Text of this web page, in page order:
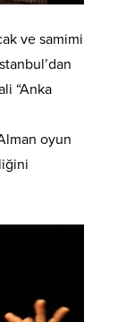
ve samimi
“Anka
oyun